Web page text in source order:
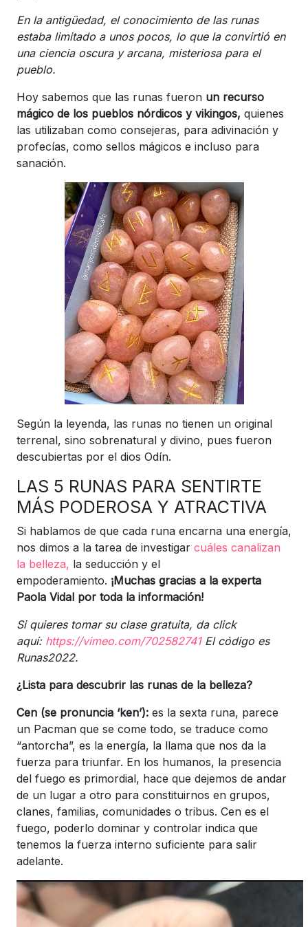
En la antigüedad, el conocimiento de las runas
estaba limitado a unos pocos, lo que la convirtió en
una ciencia oscura y arcana, misteriosa para el
pueblo.
Hoy sabemos que las runas fueron un recurso
mágico de los pueblos nórdicos y vikingos, quienes
las utilizaban como consejeras, para adivinación y
profecías, como sellos mágicos e incluso para
sanación.
Según la leyenda, las runas no tienen un original
terrenal, sino sobrenatural y divino, pues fueron
descubiertas por el dios Odín.
LAS 5 RUNAS PARA SENTIRTE
MÁS PODEROSA Y ATRACTIVA
Si hablamos de que cada runa encarna una energía,
nos dimos a la tarea de investigar cuáles canalizan
la belleza, la seducción y el
empoderamiento. ¡Muchas gracias a la experta
Paola Vidal por toda la información!
Si quieres tomar su clase gratuita, da click
aquí: https://vimeo.com/702582741El código es
Runas2022.
¿Lista para descubrir las runas de la belleza?
Cen (se pronuncia ‘ken’): es la sexta runa, parece
un Pacman que se come todo, se traduce como
“antorcha”, es la energía, la llama que nos da la
fuerza para triunfar. En los humanos, la presencia
del fuego es primordial, hace que dejemos de andar
de un lugar a otro para constituirnos en grupos,
clanes, familias, comunidades o tribus. Cen es el
fuego, poderlo dominar y controlar indica que
tenemos la fuerza interno suficiente para salir
adelante.